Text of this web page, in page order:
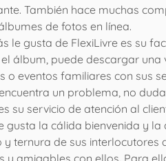
También hace muchas
de fotos en línea.
le gusta de FlexiLivre es su
álbum, puede descargar
o eventos familiares con sus
un problema, no
su servicio de atención al
gusta la cálida bienvenida y
y ternura de sus interlocutores
y amigables con ellos. Para